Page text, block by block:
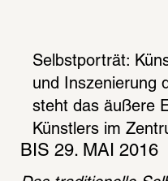
Selbstporträt:
und Inszenierung
steht das äußere
Künstlers im
BIS 29. MAI 2016